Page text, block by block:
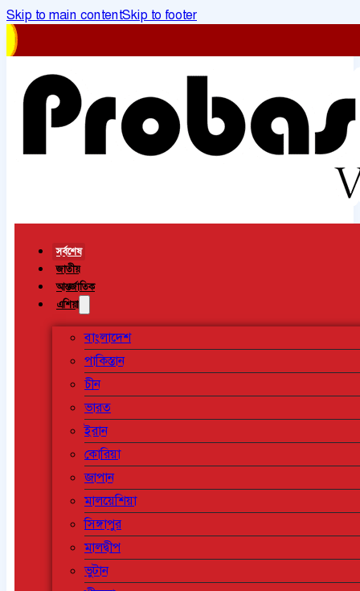
Skip to main contentSkip to footer
সর্বশেষ
জাতীয়
আন্তর্জাতিক
এশিয়া
বাংলাদেশ
পাকিস্তান
চীন
ভারত
ইরান
কোরিয়া
জাপান
মালয়েশিয়া
সিঙ্গাপুর
মালদ্বীপ
ভুটান